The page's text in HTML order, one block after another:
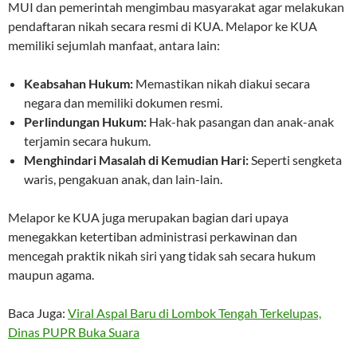
MUI dan pemerintah mengimbau masyarakat agar melakukan
pendaftaran nikah secara resmi di KUA. Melapor ke KUA
memiliki sejumlah manfaat, antara lain:
Keabsahan Hukum: Memastikan nikah diakui secara
negara dan memiliki dokumen resmi.
Perlindungan Hukum: Hak-hak pasangan dan anak-anak
terjamin secara hukum.
Menghindari Masalah di Kemudian Hari:Seperti sengketa
waris, pengakuan anak, dan lain-lain.
Melapor ke KUA juga merupakan bagian dari upaya
menegakkan ketertiban administrasi perkawinan dan
mencegah praktik nikah siri yang tidak sah secara hukum
maupun agama.
Baca Juga: Viral Aspal Baru di Lombok Tengah Terkelupas,
Dinas PUPR Buka Suara